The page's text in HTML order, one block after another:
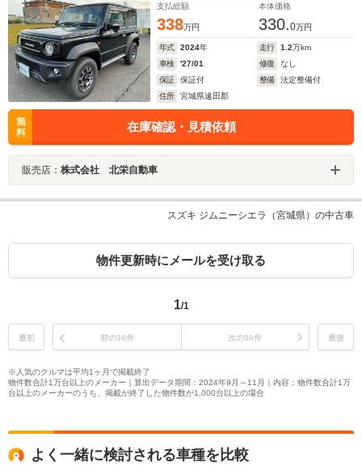
支払総額
338万円
本体価格
330.0万円
年式 2024年 走行 1.2万km
車検
'27/01 修復
なし
保証
保証付 整備
法定整備付
住所
宮城県遠田郡
無
料
在庫確認・見積依頼
販売店： 株式会社 北栄自動車
スズキ ジムニーシエラ（宮城県）の中古車
物件更新時にメールを受け取る
1/1
最初 前の30件 次の30件 最後
※人気のクルマは平均1ヶ月で掲載終了
物件数合計1万台以上のメーカー｜算出データ期間：2024年9月～11月｜内容：物件数合計1万
台以上のメーカーのうち、掲載が終了した物件数が1,000台以上の場合
よく一緒に検討される車種を比較